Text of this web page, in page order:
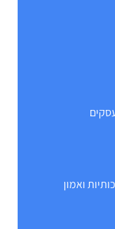
ואמון